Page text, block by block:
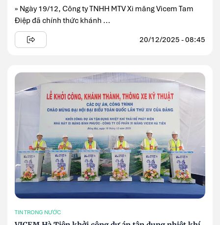
» Ngày 19/12, Công ty TNHH MTV Xi măng Vicem Tam
Điệp đã chính thức khánh ...
20/12/2025 - 08:45
TIN TRONG NƯỚC